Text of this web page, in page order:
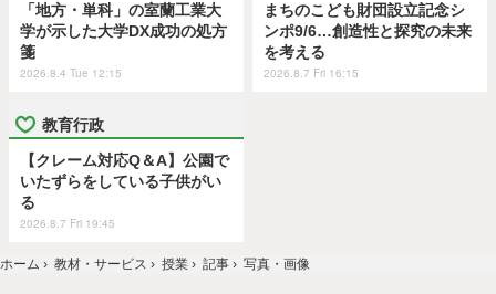
「地方・単科」の室蘭工業大
学が示した大学DX成功の処方
箋
2026.8.4 Tue 12:15
まちのこども財団設立記念シ
ンポ9/6…創造性と探究の未来
を考える
2026.8.7 Fri 16:15
教育行政
【クレーム対応Q＆A】公園で
いたずらをしている子供がい
る
2026.8.7 Fri 19:45
ホーム › 教材・サービス › 授業 › 記事 › 写真・画像